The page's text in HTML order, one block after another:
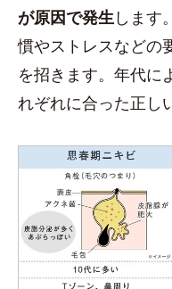
が原因で発生します
慣やストレスなどの
を招きます。年代に
れぞれに合った正し